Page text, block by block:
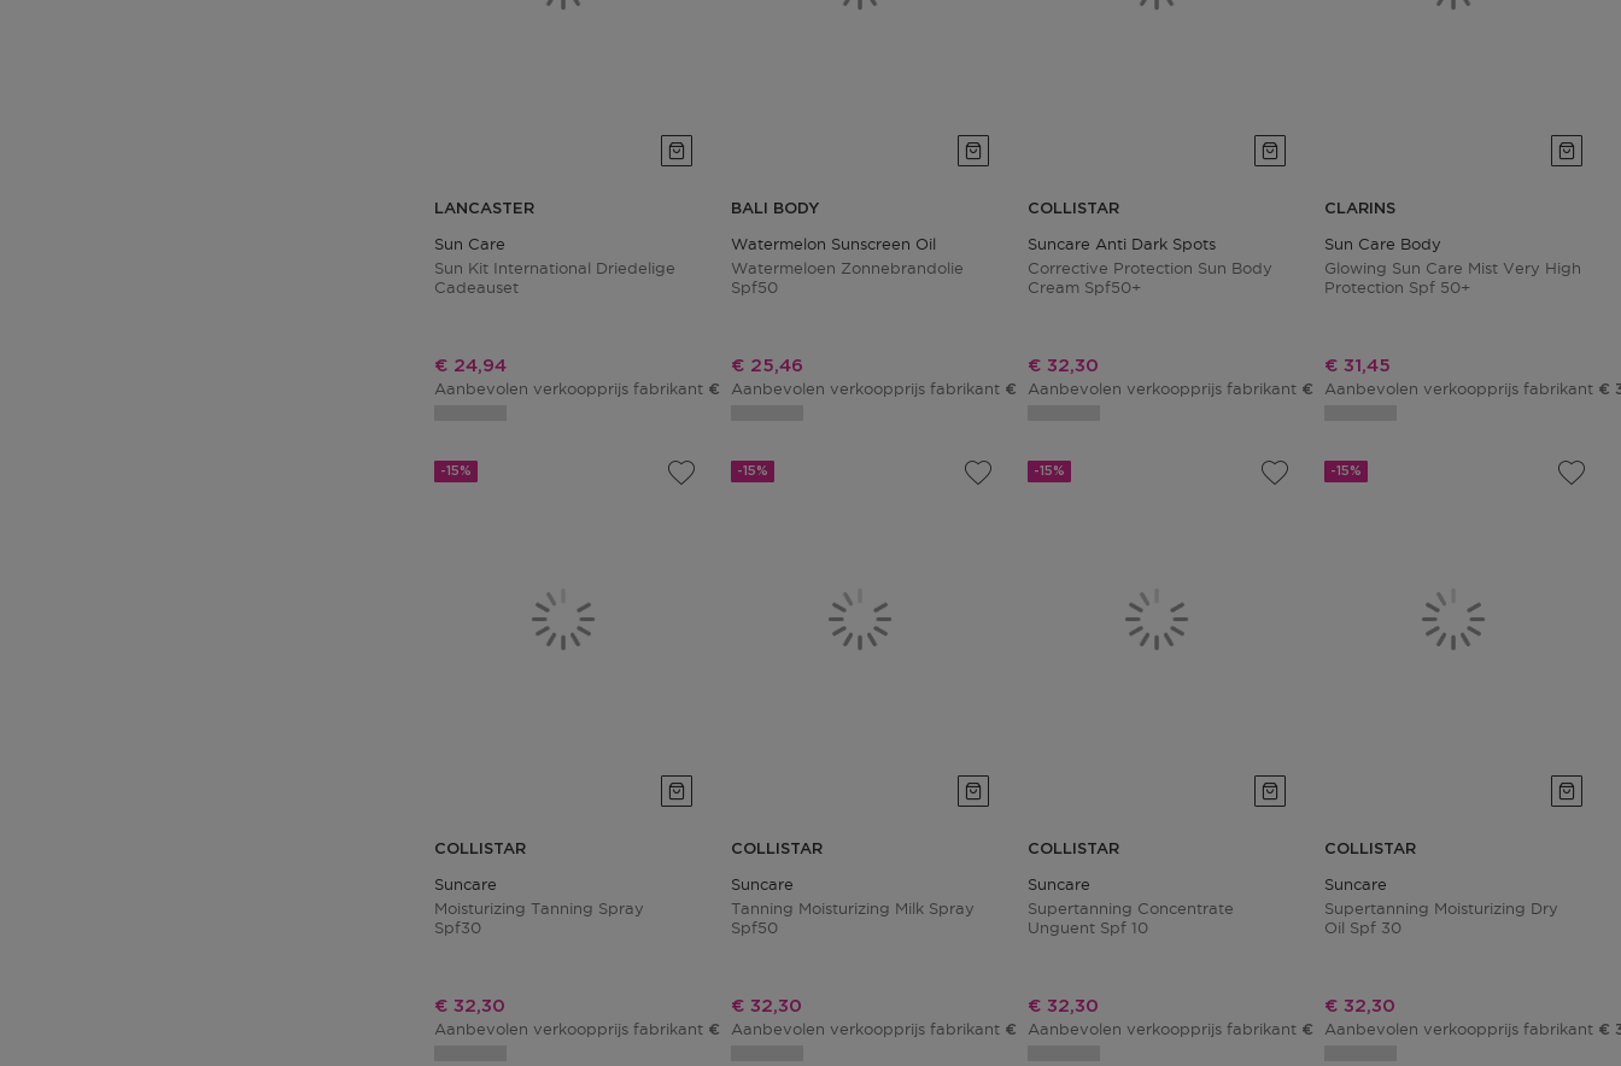
LANCASTER
Sun Care
Sun Kit International Driedelige
Cadeauset
Kortingsprijs
€ 24,94
Aanbevolen verkoopprijs fabrikant € 29,00
BALI BODY
Watermelon Sunscreen Oil
Watermeloen Zonnebrandolie
Spf50
Kortingsprijs
€ 25,46
Aanbevolen verkoopprijs fabrikant € 29,95
COLLISTAR
Suncare Anti Dark Spots
Corrective Protection Sun Body
Cream Spf50+
Kortingsprijs
€ 32,30
Aanbevolen verkoopprijs fabrikant € 38,00
CLARINS
Sun Care Body
Glowing Sun Care Mist Very High
Protection Spf 50+
Kortingsprijs
€ 31,45
Aanbevolen verkoopprijs fabrikant €
-15%
COLLISTAR
Suncare
Moisturizing Tanning Spray
Spf30
Kortingsprijs
€ 32,30
Aanbevolen verkoopprijs fabrikant € 38,00
-15%
COLLISTAR
Suncare
Tanning Moisturizing Milk Spray
Spf50
Kortingsprijs
€ 32,30
Aanbevolen verkoopprijs fabrikant € 38,00
-15%
COLLISTAR
Suncare
Supertanning Concentrate
Unguent Spf 10
Kortingsprijs
€ 32,30
Aanbevolen verkoopprijs fabrikant € 38,00
-15%
COLLISTAR
Suncare
Supertanning Moisturizing Dry
Oil Spf 30
Kortingsprijs
€ 32,30
Aanbevolen verkoopprijs fabrikant €